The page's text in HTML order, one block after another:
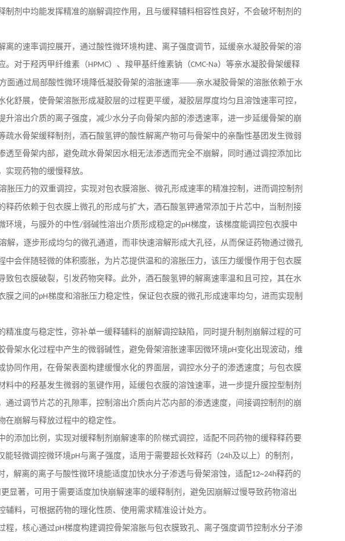
剂中均能发挥精准的崩解调控作用，且与缓释辅料相容性良好，不会破坏制剂的
离的速率调控展开，通过酸性微环境构建、离子强度调节，延缓亲水凝胶骨架的溶
。对于羟丙甲纤维素（HPMC）、羧甲基纤维素钠（CMC-Na）等亲水凝胶骨架缓释
面通过局部酸性微环境降低凝胶骨架的溶胀速率——亲水凝胶骨架的溶胀依赖于水
舒展，使骨架溶胀形成凝胶层的过程更平缓，凝胶层厚度均匀且溶蚀速率可控，
溶出介质的离子强度，减少水分子向骨架内部的渗透速率，进一步延缓骨架的崩
水骨架缓释制剂，酒石酸氢钾的酸性解离产物可与骨架中的亲酯性基团发生微弱
至骨架内部，避免疏水骨架因水相无法渗透而完全不崩解，同时通过调控添加比
现药物的缓慢释放。
胀压力的双重调控，实现对包衣膜溶胀、微孔形成速率的精准控制，进而调控制剂
药依赖于包衣膜上微孔的形成与扩大，酒石酸氢钾通常添加于片芯中，当制剂接
环境，与膜外的中性/弱碱性溶出介质形成稳定的pH梯度，该梯度能调控包衣膜中
解，逐步形成均匀的微孔通道，而非快速溶解形成大孔径，从而保证药物通过微孔
会伴随轻微的体积膨胀，为片芯提供温和的溶胀压力，该压力缓慢作用于包衣膜
包衣膜破裂，引发药物突释。此外，酒石酸氢钾的解离速率温和且可控，其在水
膜之间的pH梯度和溶胀压力稳定性，保证包衣膜的微孔形成速率均匀，进而实现制
准度与稳定性，弥补单一缓释辅料的崩解调控缺陷，同时提升制剂崩解过程的可
架水化过程中产生的微弱碱性，避免骨架溶胀速率因微环境pH变化出现波动，维
同作用，在骨架表面构建缓慢水化的界面层，调控水分子的渗透速度；与包衣膜
中的羟基发生微弱的氢键作用，延缓包衣膜的溶蚀速率，进一步提升膜控型制剂
过调节片芯的孔隙率，控制溶出介质向片芯内部的渗透速度，间接调控制剂的崩
崩解与释放过程中的稳定性。
添加比例，实现对缓释制剂崩解速率的阶梯式调控，适配不同药物的缓释释药要
能轻微调控微环境pH与离子强度，适用于需要超长效释药（24h及以上）的制剂，
，解离的离子与酸性微环境能适度加快水分子渗透与骨架溶蚀，适配12~24h释药的
显著，可用于需要适度加快崩解速率的缓释制剂，避免因崩解过慢导致药物溶出
料，可根据药物的理化性质、使用需求精准设计处方。
程，核心通过pH梯度构建调控骨架溶胀与包衣膜致孔、离子强度调节控制水分子渗